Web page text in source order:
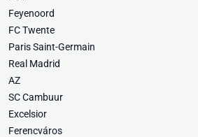
Feyenoord
FC Twente
Paris Saint-Germain
Real Madrid
AZ
SC Cambuur
Excelsior
Ferencváros